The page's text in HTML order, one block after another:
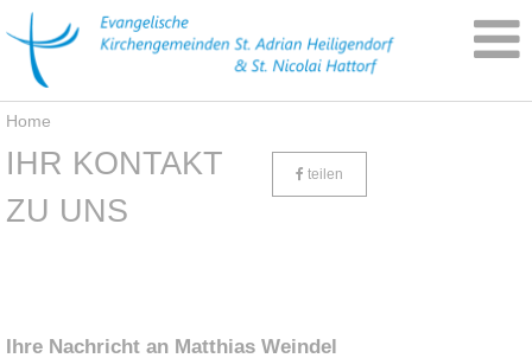
Home
IHR KONTAKT
ZU UNS
teilen
Ihre Nachricht an Matthias Weindel